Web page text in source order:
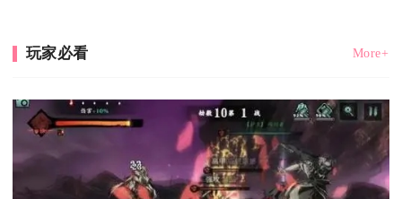
玩家必看 More+